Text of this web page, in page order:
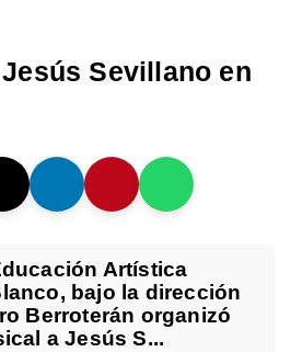
Sevillano en
Artística
bajo la dirección
Berroterán organizó
a Jesús S...